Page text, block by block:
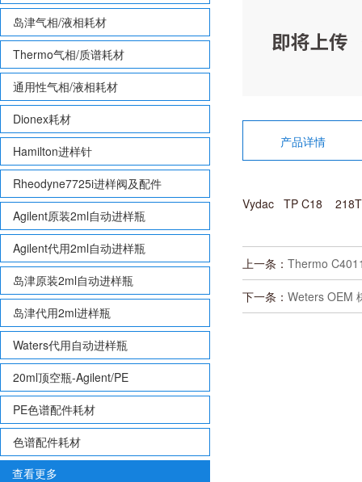
岛津气相/液相耗材
Thermo气相/质谱耗材
通用性气相/液相耗材
Dionex耗材
Hamilton进样针
Rheodyne7725i进样阀及配件
Agilent原装2ml自动进样瓶
Agilent代用2ml自动进样瓶
岛津原装2ml自动进样瓶
岛津代用2ml进样瓶
Waters代用自动进样瓶
20ml顶空瓶-Agilent/PE
PE色谱配件耗材
色谱配件耗材
查看更多
产品详情
Vydac TP C18
上一条： Thermo
下一条： Weters OEM